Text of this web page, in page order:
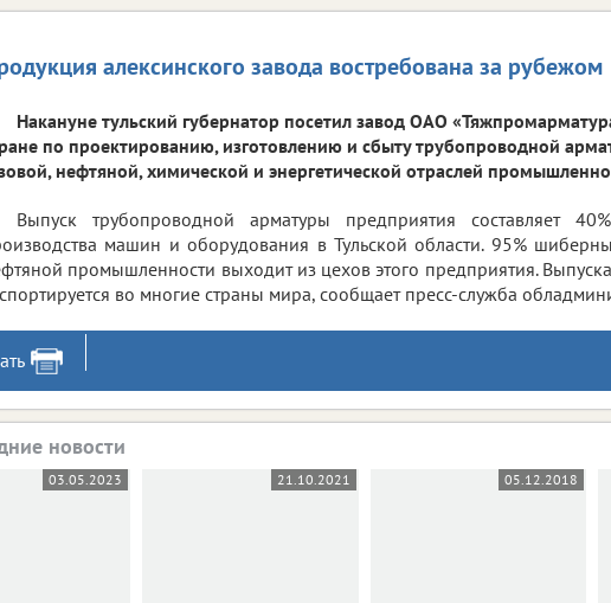
алексинского завода востребована за рубежом
Накануне тульский губернатор посетил завод ОАО
по проектированию, изготовлению и сбыту трубопроводной
нефтяной, химической и энергетической отраслей
Выпуск трубопроводной арматуры предприятия составляет
машин и оборудования в Тульской области. 95%
промышленности выходит из цехов этого предприятия.
во многие страны мира, сообщает пресс-служба
новости
03.05.2023 21.10.2021 05.12.2018